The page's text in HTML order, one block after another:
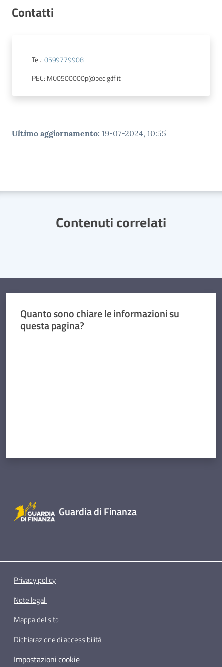
Contatti
Tel.:0599779908
PEC: MO0500000p@pec.gdf.it
Ultimo aggiornamento: 19-07-2024, 10:55
Contenuti correlati
Quanto sono chiare le informazioni su
questa pagina?
Guardia di Finanza
Privacy policy
Note legali
Mappa del sito
Dichiarazione di accessibilità
Impostazioni cookie